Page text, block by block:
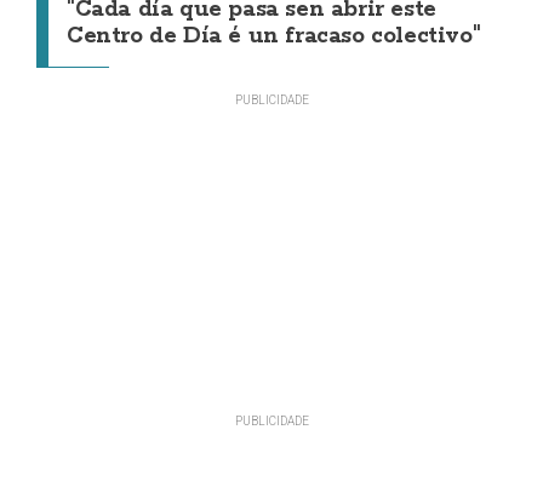
"Cada día que pasa sen abrir este
Centro de Día é un fracaso colectivo"